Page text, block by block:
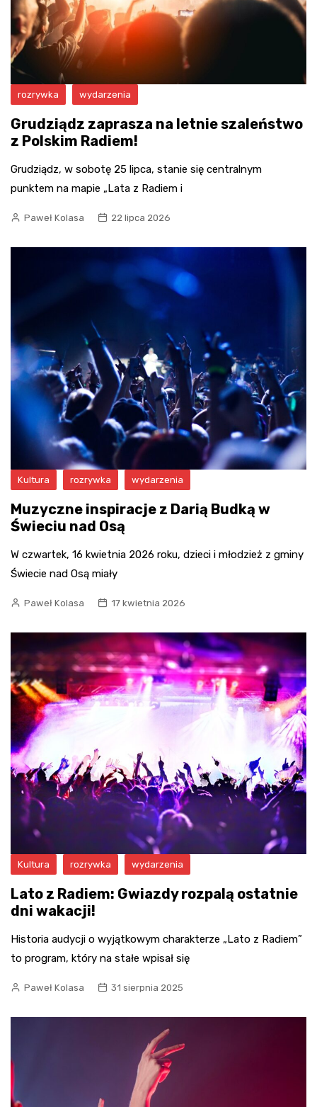
rozrywka wydarzenia
Grudziądz zaprasza na letnie szaleństwo
z Polskim Radiem!
Grudziądz, w sobotę 25 lipca, stanie się centralnym
punktem na mapie „Lata z Radiem i
Paweł Kolasa 22 lipca 2026
Kultura rozrywka wydarzenia
Muzyczne inspiracje z Darią Budką w
Świeciu nad Osą
W czwartek, 16 kwietnia 2026 roku, dzieci i młodzież z gminy
Świecie nad Osą miały
Paweł Kolasa 17 kwietnia 2026
Kultura rozrywka wydarzenia
Lato z Radiem: Gwiazdy rozpalą ostatnie
dni wakacji!
Historia audycji o wyjątkowym charakterze „Lato z Radiem”
to program, który na stałe wpisał się
Paweł Kolasa 31 sierpnia 2025